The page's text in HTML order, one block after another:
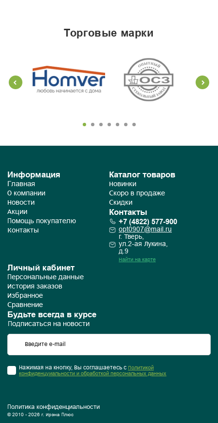
торговые марки
Информация
Главная
О компании
Новости
Акции
Помощь покупателю
Контакты
Каталог товаров
Новинки
Скоро в продаже
Скидки
Контакты
+7 (4822) 577-900
opt0907@mail.ru
г. Тверь,
ул.2-ая Лукина,
д.9
Найти на карте
Личный кабинет
Персональные данные
История заказов
Избранное
Сравнение
Будьте всегда в курсе
Подписаться на новости
Нажимая на кнопку, Вы соглашаетесь с Политикой
конфиденцуиальности и обработкой персональных данных
Политика конфиденциальности
© 2010 - 2026 г. Ирэна Плюс